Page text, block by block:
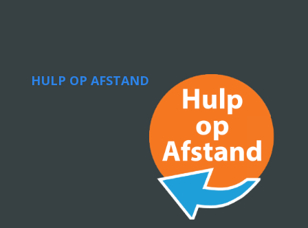
HULP OP AFSTAND